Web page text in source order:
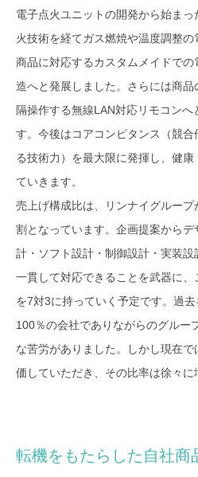
電子点火ユニットの開発から始ま
火技術を経てガス燃焼や温度調整
商品に対応するカスタムメイドで
造へと発展しました。さらには商
隔操作する無線LAN対応リモコン
す。今後はコアコンピタンス（競
る技術力）を最大限に発揮し、健
ていきます。
売上げ構成比は、リンナイグルー
割となっています。企画提案から
計・ソフト設計・制御設計・実装
一貫して対応できることを武器に
を7対3に持っていく予定です。過
100％の会社でありながらのグルー
な苦労がありました。しかし現在
価していただき、その比率は徐々に
転機をもたらした自社商